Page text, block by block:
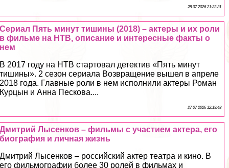
28 07 2026 21:32:31
Сериал Пять минут тишины (2018) – актеры и их роли
в фильме на НТВ, описание и интересные факты о
нем
В 2017 году на НТВ стартовал детектив «Пять минут
тишины». 2 сезон сериала Возвращение вышел в апреле
2018 года. Главные роли в нем исполнили актеры Роман
Курцын и Анна Пескова....
27 07 2026 12:19:48
Дмитрий Лысенков – фильмы с участием актера, его
биография и личная жизнь
Дмитрий Лысенков – российский актер театра и кино. В
его фильмографии более 30 ролей в фильмах и